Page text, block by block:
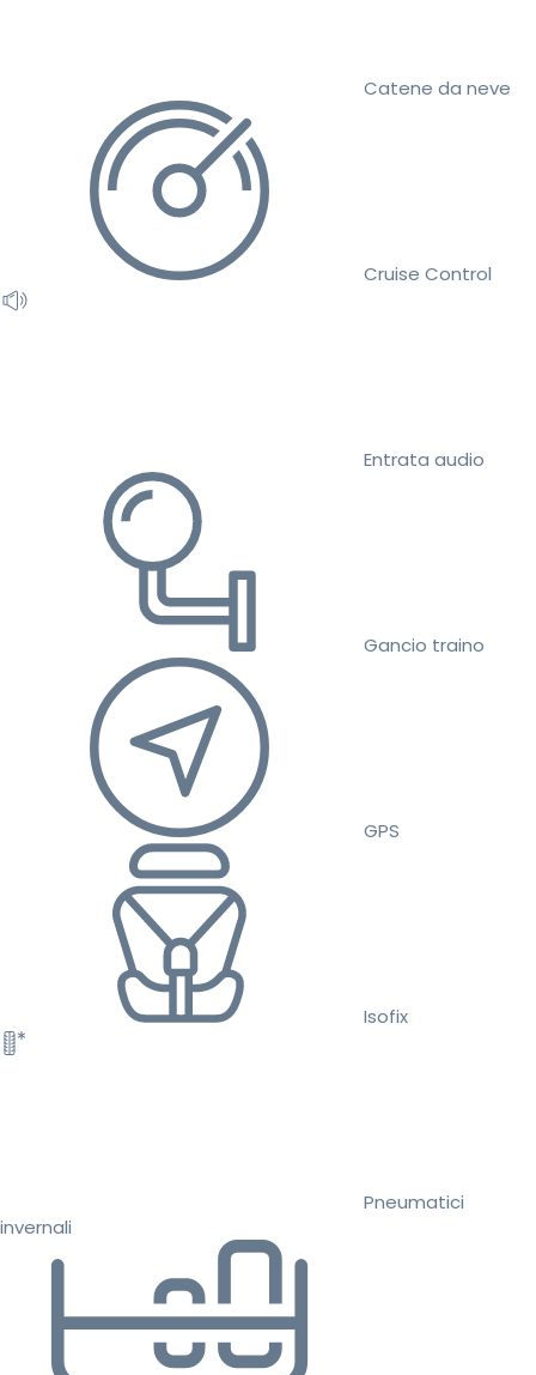
Catene da neve
Cruise Control
Entrata audio
Gancio traino
GPS
Isofix
Pneumatici
invernali